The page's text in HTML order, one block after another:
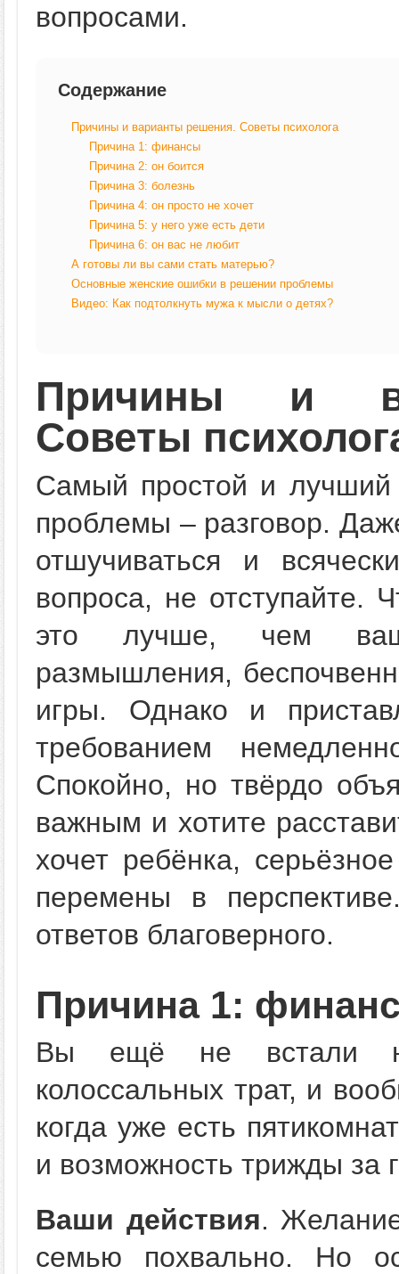
вопросами.
Содержание
Причины и варианты решения. Советы психолога
Причина 1: финансы
Причина 2: он боится
Причина 3: болезнь
Причина 4: он просто не хочет
Причина 5: у него уже есть дети
Причина 6: он вас не любит
А готовы ли вы сами стать матерью?
Основные женские ошибки в решении проблемы
Видео: Как подтолкнуть мужа к мысли о детях?
Причины и
Советы
Самый простой и лучший
проблемы – разговор.
отшучиваться и
вопроса, не
это лучше, чем
размышления,
игры. Однако и
требованием
Спокойно, но твёрдо
важным и хотите
хочет ребёнка,
перемены в
ответов благоверного.
Причина 1:
Вы ещё не встали
колоссальных трат, и
когда уже есть
и возможность трижды
Ваши действия.
семью похвально. Но